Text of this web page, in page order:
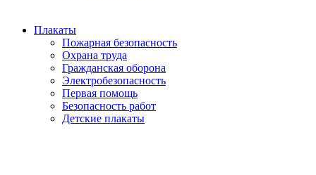
Плакаты
Пожарная безопасность
Охрана труда
Гражданская оборона
Электробезопасность
Первая помощь
Безопасность работ
Детские плакаты